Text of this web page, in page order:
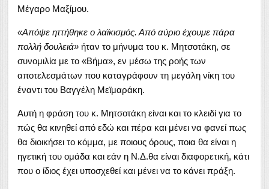
Μέγαρο Μαξίμου.
«Απόψε ηττήθηκε ο λαϊκισμός. Από αύριο έχουμε πάρα
πολλή δουλειά» ήταν το μήνυμα του κ. Μητσοτάκη, σε
συνομιλία με το «Βήμα», εν μέσω της ροής των
αποτελεσμάτων που καταγράφουν τη μεγάλη νίκη του
έναντι του Βαγγέλη Μεϊμαράκη.
Αυτή η φράση του κ. Μητσοτάκη είναι και το κλειδί για το
πώς θα κινηθεί από εδώ και πέρα και μένει να φανεί πως
θα διοικήσει το κόμμα, με ποιους όρους, ποια θα είναι η
ηγετική του ομάδα και εάν η Ν.Δ.θα είναι διαφορετική, κάτι
που ο ίδιος έχει υποσχεθεί και μένει να το κάνει πράξη.